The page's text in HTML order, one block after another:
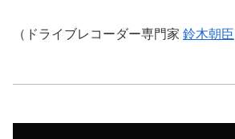
（ドライブレコーダー専門家 鈴木朝臣